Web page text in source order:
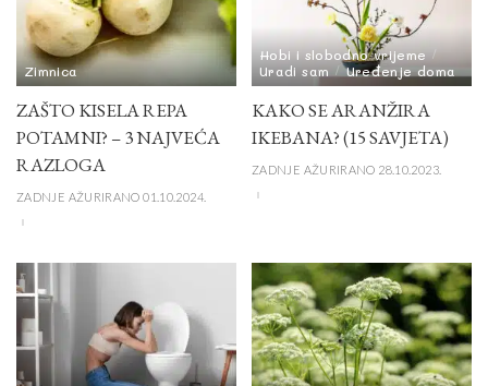
Zimnica
ZAŠTO KISELA REPA
POTAMNI? – 3 NAJVEĆA
RAZLOGA
ZADNJE AŽURIRANO 01.10.2024.
Hobi i slobodno vrijeme
Uradi sam
Uređenje doma
KAKO SE ARANŽIRA
IKEBANA? (15 SAVJETA)
ZADNJE AŽURIRANO 28.10.2023.